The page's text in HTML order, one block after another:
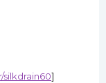
silkdrain60]